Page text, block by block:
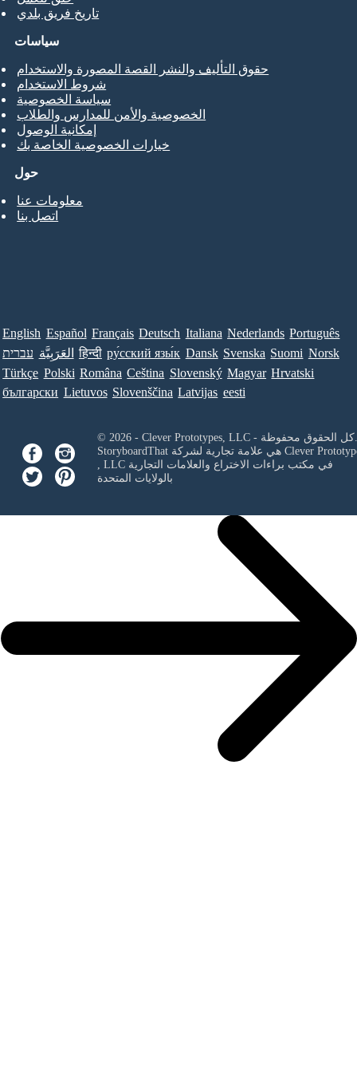
تاريخ فريق بلدي
حول
معلومات عنا
اتصل بنا
سياسات
حقوق التأليف والنشر القصة المصورة والاستخدام
شروط الاستخدام
سياسة الخصوصية
الخصوصية والأمن للمدارس والطلاب
إمكانية الوصول
خيارات الخصوصية الخاصة بك
English Español Français Deutsch Italiana Nederlands Português
עברית العَرَبِيَّة हिन्दी ру́сский язы́к Dansk Svenska Suomi Norsk
Türkçe Polski Româna Ceština Slovenský Magyar Hrvatski
български Lietuvos Slovenščina Latvijas eesti
© 2026 - Clever Prototypes, LLC - كل الحقوق محفوظة.
StoryboardThat هي علامة تجارية لشركة Clever
, LLCفي مكتب براءات الاختراع والعلامات التجارية
بالولايات المتحدة